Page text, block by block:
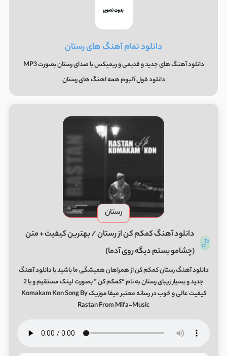
دانلود تمام آهنگ های رستان
دانلود آهنگ های جدید و قدیمی و ریمیکس با صدای رستان بصورت MP3
دانلود فول آلبوم همه اهنگ های رستان
رستان
دانلود آهنگ کمکم کن از رستان / بهترین کیفیت + متن
(چشامو بستم دیگه روی آدما)
دانلود آهنگ رستان کمکم کن از همراهان همیشگی ما باشید با دانلود آهنگ
جدید و بسیار زیبای رستان به نام “کمکم کن ” بصورت لینک مستقیم و با 2
کیفیت عالی و خوب در رسانه معتبر میفا موزیک Komakam Kon Song By
Rastan From Mifa-Music